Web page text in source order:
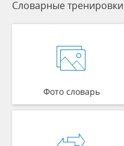
Словарные тренировки
Фото словарь